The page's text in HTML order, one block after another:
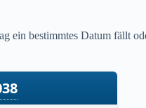
ein bestimmtes Datum fällt